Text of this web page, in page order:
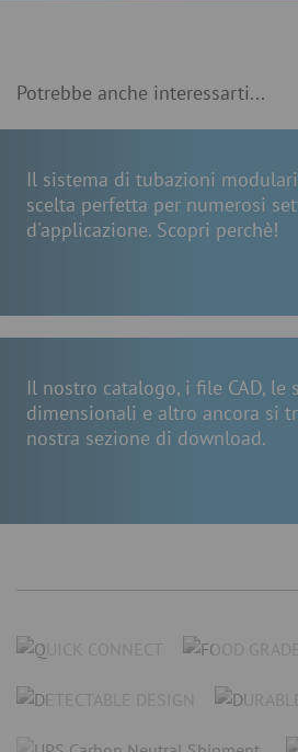
Potrebbe anche interessarti...
Il sistema di tubazioni modulari
scelta perfetta per numerosi
d'applicazione. Scopri perchè!
Il nostro catalogo, i file CAD, le
dimensionali e altro ancora si
nostra sezione di download.